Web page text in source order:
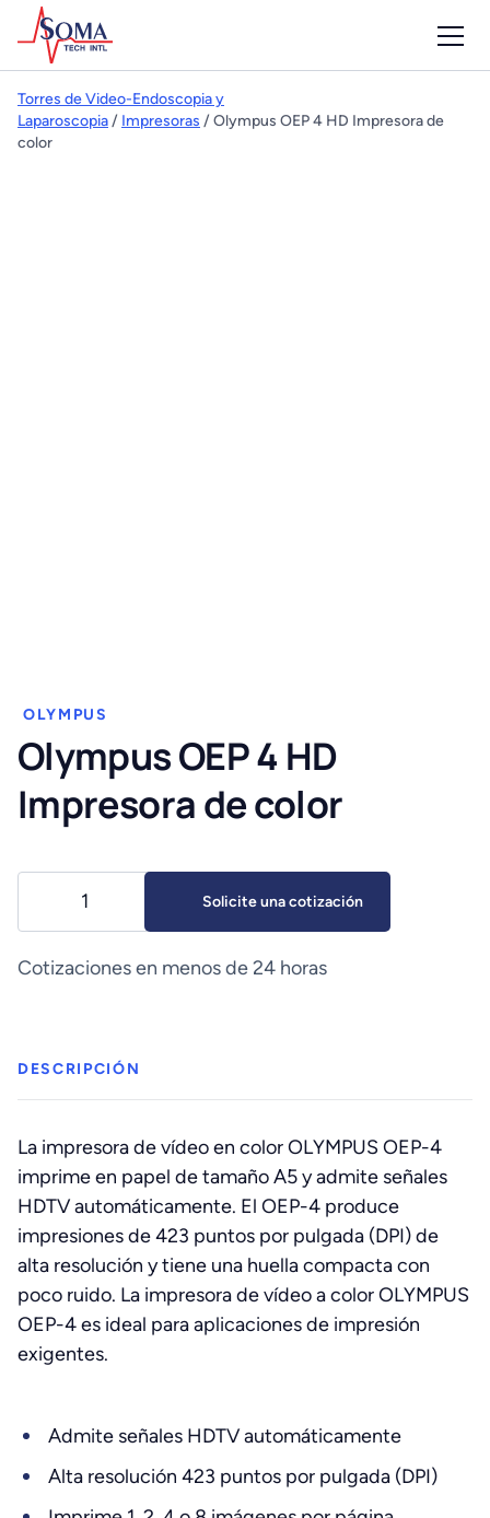
Torres de Video-Endoscopia y
Laparoscopia/ Impresoras / Olympus OEP 4 HD Impresora de
color
OLYMPUS
Olympus OEP 4 HD
Impresora de color
4
HD
cantidad
Solicite una cotización
Cotizaciones en menos de 24 horas
DESCRIPCIÓN
La impresora de vídeo en color OLYMPUS OEP-4
imprime en papel de tamaño A5 y admite señales
HDTV automáticamente. El OEP-4 produce
impresiones de 423 puntos por pulgada (DPI) de
alta resolución y tiene una huella compacta con
poco ruido. La impresora de vídeo a color OLYMPUS
OEP-4 es ideal para aplicaciones de impresión
exigentes.
Admite señales HDTV automáticamente
Alta resolución 423 puntos por pulgada (DPI)